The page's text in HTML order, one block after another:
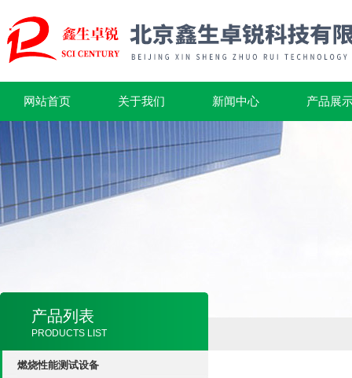
网站首页 关于我们 新闻中心 产品展
产品列表
PRODUCTS LIST
燃烧性能测试设备